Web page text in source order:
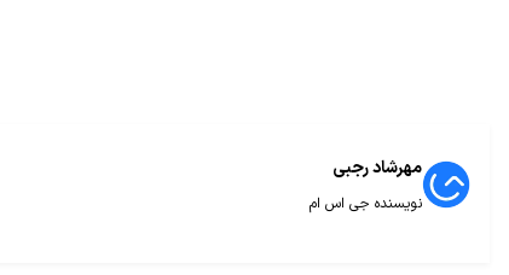
مهرشاد رجبی
نویسنده جی اس ام